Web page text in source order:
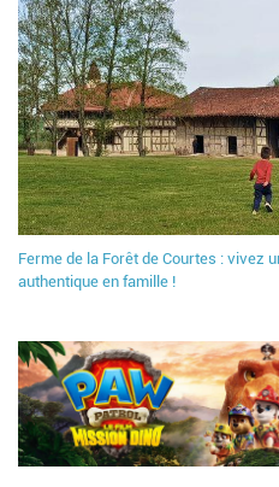
Ferme de la Forêt de Courtes : vivez
authentique en famille !